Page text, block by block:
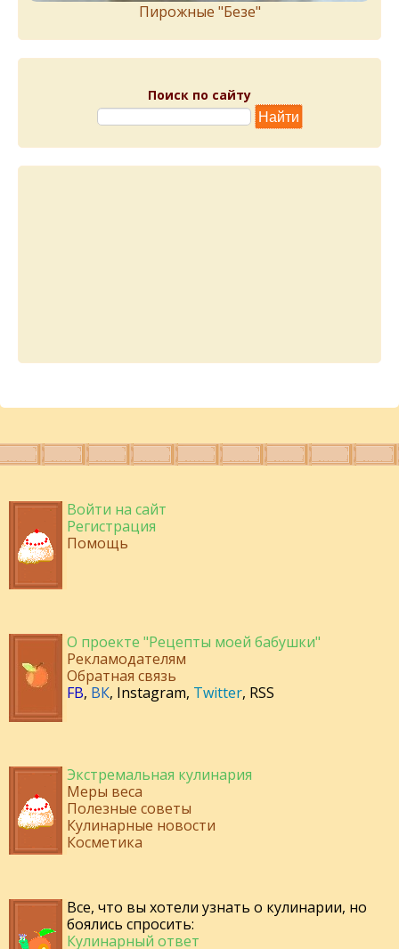
Пирожныe "Бeзe"
Поиск по сайту
Войти на сайт
Регистрация
Помощь
О проекте "Рецепты моей бабушки"
Рекламодателям
Обратная связь
FB, ВК, Instagram, Twitter, RSS
Экстремальная кулинария
Меры веса
Полезные советы
Кулинарные новости
Косметика
Все, что вы хотели узнать о кулинарии, но
боялись спросить:
Кулинарный ответ